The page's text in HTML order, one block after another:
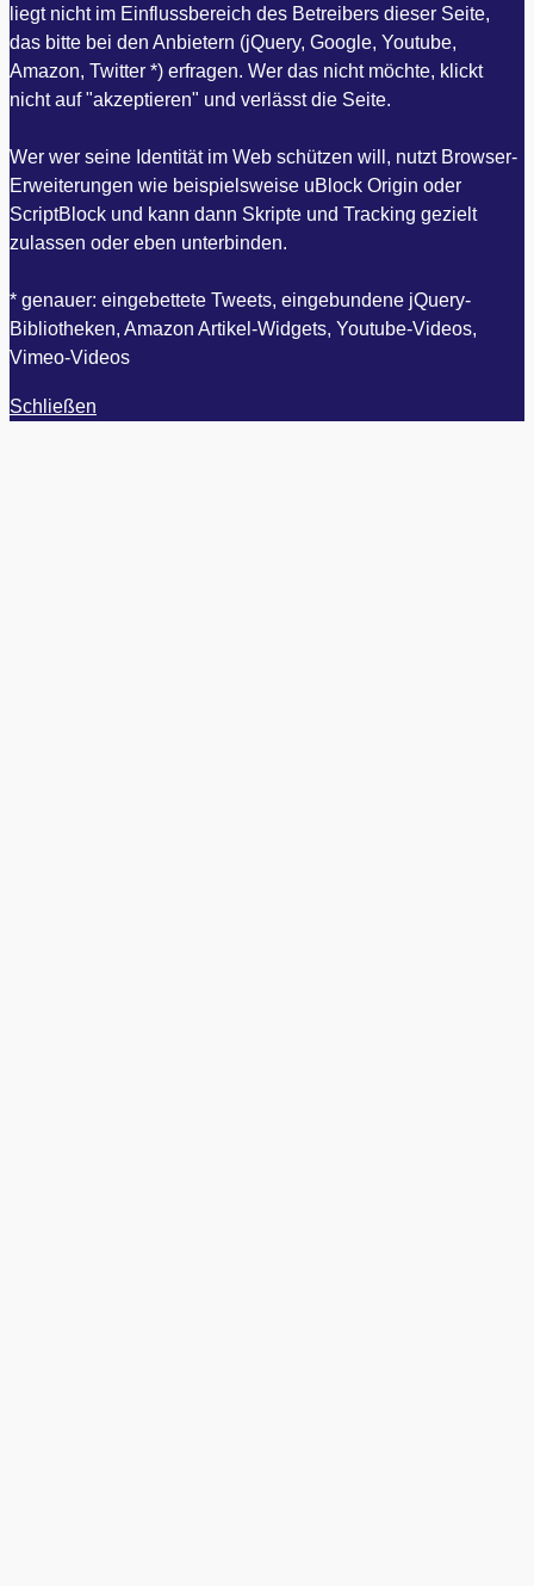
liegt nicht im Einflussbereich des Betreibers dieser Seite,
das bitte bei den Anbietern (jQuery, Google, Youtube,
Amazon, Twitter *) erfragen. Wer das nicht möchte, klickt
nicht auf "akzeptieren" und verlässt die Seite.
Wer wer seine Identität im Web schützen will, nutzt Browser-
Erweiterungen wie beispielsweise uBlock Origin oder
ScriptBlock und kann dann Skripte und Tracking gezielt
zulassen oder eben unterbinden.
* genauer: eingebettete Tweets, eingebundene jQuery-
Bibliotheken, Amazon Artikel-Widgets, Youtube-Videos,
Vimeo-Videos
Schließen